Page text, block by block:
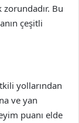
Bu
çeşitli
yollarından
ve yan
puanı elde